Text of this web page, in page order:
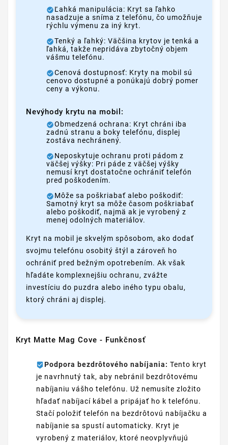
Ľahká manipulácia: Kryt sa ľahko
nasadzuje a sníma z telefónu, čo umožňuje
rýchlu výmenu za iný kryt.
Tenký a ľahký: Väčšina krytov je tenká a
ľahká, takže nepridáva zbytočný objem
vášmu telefónu.
Cenová dostupnosť: Kryty na mobil sú
cenovo dostupné a ponúkajú dobrý pomer
ceny a výkonu.
Nevýhody krytu na mobil:
Obmedzená ochrana: Kryt chráni iba
zadnú stranu a boky telefónu, displej
zostáva nechránený.
Neposkytuje ochranu proti pádom z
väčšej výšky: Pri páde z väčšej výšky
nemusí kryt dostatočne ochrániť telefón
pred poškodením.
Môže sa poškriabať alebo poškodiť:
Samotný kryt sa môže časom poškriabať
alebo poškodiť, najmä ak je vyrobený z
menej odolných materiálov.
Kryt na mobil je skvelým spôsobom, ako dodať
svojmu telefónu osobitý štýl a zároveň ho
ochrániť pred bežným opotrebením. Ak však
hľadáte komplexnejšiu ochranu, zvážte
investíciu do puzdra alebo iného typu obalu,
ktorý chráni aj displej.
Kryt Matte Mag Cove - Funkčnosť
Podpora bezdrôtového nabíjania: Tento kryt
je navrhnutý tak, aby nebránil bezdrôtovému
nabíjaniu vášho telefónu. Už nemusíte zložito
hľadať nabíjací kábel a pripájať ho k telefónu.
Stačí položiť telefón na bezdrôtovú nabíjačku a
nabíjanie sa spustí automaticky. Kryt je
vyrobený z materiálov, ktoré neovplyvňujú